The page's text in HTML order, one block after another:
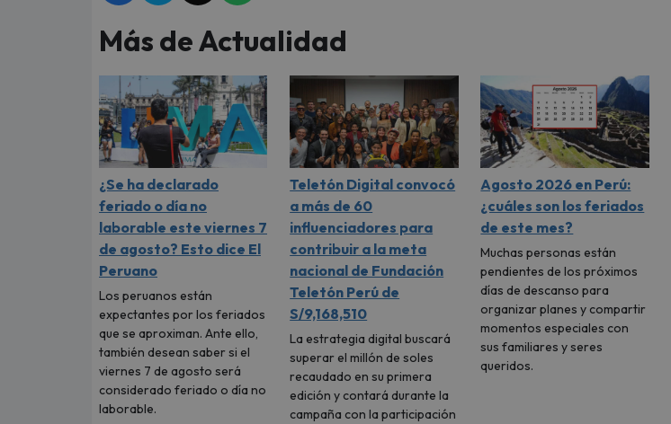
Más de Actualidad
¿Se ha declarado
feriado o día no
laborable este viernes 7
de agosto? Esto dice El
Peruano
Los peruanos están
expectantes por los feriados
que se aproximan. Ante ello,
también desean saber si el
viernes 7 de agosto será
considerado feriado o día no
laborable.
Teletón Digital convocó
a más de 60
influenciadores para
contribuir a la meta
nacional de Fundación
Teletón Perú de
S/9,168,510
La estrategia digital buscará
superar el millón de soles
recaudado en su primera
edición y contará durante la
campaña con la participación
Agosto 2026 en Perú:
¿cuáles son los feriados
de este mes?
Muchas personas están
pendientes de los próximos
días de descanso para
organizar planes y compartir
momentos especiales con
sus familiares y seres
queridos.